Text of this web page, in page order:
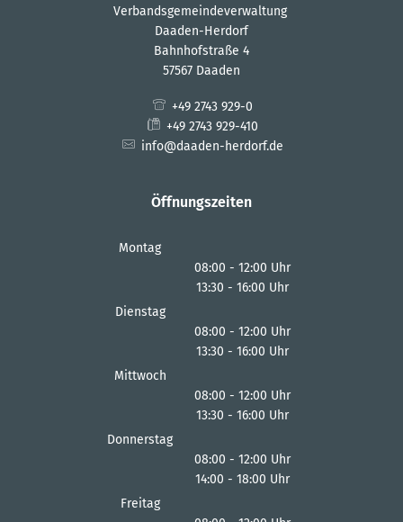
Verbandsgemeindeverwaltung
Daaden-Herdorf
Bahnhofstraße 4
57567 Daaden
+49 2743 929-0
+49 2743 929-410
info@daaden-herdorf.de
Öffnungszeiten
Montag
08:00 - 12:00 Uhr
Von 08:00 bis 12:00 Uhr
13:30 - 16:00 Uhr
Dienstag
08:00 - 12:00 Uhr
Von 08:00 bis 12:00 Uhr
13:30 - 16:00 Uhr
Mittwoch
08:00 - 12:00 Uhr
Von 08:00 bis 12:00 Uhr
13:30 - 16:00 Uhr
Donnerstag
08:00 - 12:00 Uhr
Von 08:00 bis 12:00 Uhr
14:00 - 18:00 Uhr
Freitag